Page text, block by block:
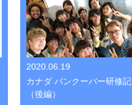
2020.06.19
カナダ バンクーバー研修記
（後編）